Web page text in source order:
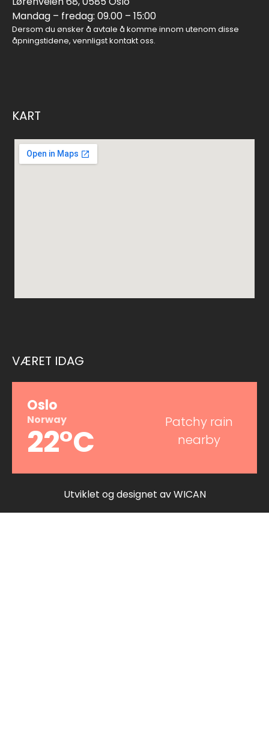
Mandag – fredag: 09.00 – 15:00
Dersom du ønsker å avtale å komme innom utenom disse
åpningstidene, vennligst kontakt oss.
KART
VÆRET IDAG
Oslo
Norway
22°C
Patchy rain
nearby
Utviklet og designet avWICAN